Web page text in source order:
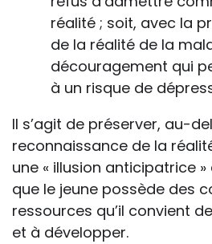
réalité ; soit, avec la
de la réalité de la
découragement qui
à un risque de
Il s’agit de préserver, au-
reconnaissance de la
une « illusion anticipatrice
que le jeune possède des
ressources qu’il convient
et à développer.